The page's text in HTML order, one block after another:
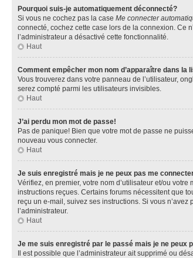
Pourquoi suis-je automatiquement déconnecté?
Si vous ne cochez pas la case Me connecter
connecté, cochez cette case lors de la connexion. Ce
l’administrateur a désactivé cette fonctionnalité.
Haut
Comment empêcher mon nom d’apparaître dans
Vous trouverez dans votre panneau de l’utilisateur,
serez compté parmi les utilisateurs invisibles.
Haut
J’ai perdu mon mot de passe!
Pas de panique! Bien que votre mot de passe ne
nouveau vous connecter.
Haut
Je suis enregistré mais je ne peux pas me
Vérifiez, en premier, votre nom d’utilisateur et/ou
instructions reçues. Certains forums nécessitent que
reçu un e-mail, suivez ses instructions. Si vous
l’administrateur.
Haut
Je me suis enregistré par le passé mais je ne peux
Il est possible que l’administrateur ait supprimé ou